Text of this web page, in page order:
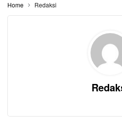
Home Redaksi